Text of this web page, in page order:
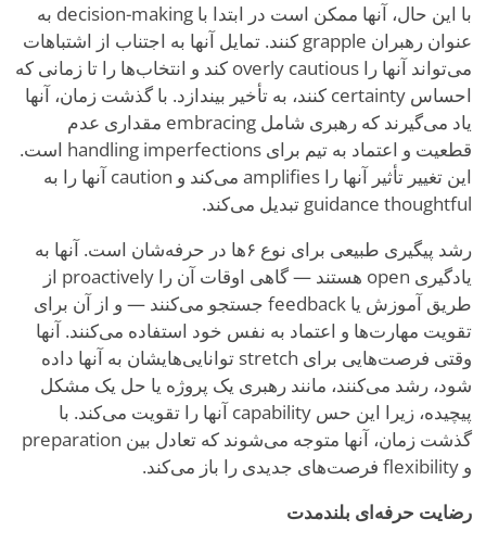
با این حال، آنها ممکن است در ابتدا با decision-making به
عنوان رهبران grapple کنند. تمایل آنها به اجتناب از اشتباهات
می‌تواند آنها را overly cautious کند و انتخاب‌ها را تا زمانی که
احساس certainty کنند، به تأخیر بیندازد. با گذشت زمان، آنها
یاد می‌گیرند که رهبری شامل embracing مقداری عدم
قطعیت و اعتماد به تیم برای handling imperfections است.
این تغییر تأثیر آنها را amplifies می‌کند و caution آنها را به
guidance thoughtful تبدیل می‌کند.
رشد پیگیری طبیعی برای نوع ۶ها در حرفه‌شان است. آنها به
یادگیری open هستند — گاهی اوقات آن را proactively از
طریق آموزش یا feedback جستجو می‌کنند — و از آن برای
تقویت مهارت‌ها و اعتماد به نفس خود استفاده می‌کنند. آنها
وقتی فرصت‌هایی برای stretch توانایی‌هایشان به آنها داده
شود، رشد می‌کنند، مانند رهبری یک پروژه یا حل یک مشکل
پیچیده، زیرا این حس capability آنها را تقویت می‌کند. با
گذشت زمان، آنها متوجه می‌شوند که تعادل بین preparation
و flexibility فرصت‌های جدیدی را باز می‌کند.
رضایت حرفه‌ای بلندمدت